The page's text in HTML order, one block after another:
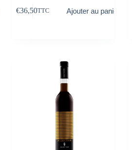
€36,50TTC Ajouter au panier